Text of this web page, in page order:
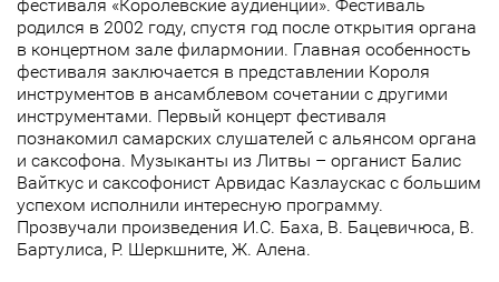
фестиваля «Королевские аудиенции». Фестиваль
родился в 2002 году, спустя год после открытия органа
в концертном зале филармонии. Главная особенность
фестиваля заключается в представлении Короля
инструментов в ансамблевом сочетании с другими
инструментами. Первый концерт фестиваля
познакомил самарских слушателей с альянсом органа
и саксофона. Музыканты из Литвы – органист Балис
Вайткус и саксофонист Арвидас Казлаускас с большим
успехом исполнили интересную программу.
Прозвучали произведения И.С. Баха, В. Бацевичюса, В.
Бартулиса, Р. Шеркшните, Ж. Алена.